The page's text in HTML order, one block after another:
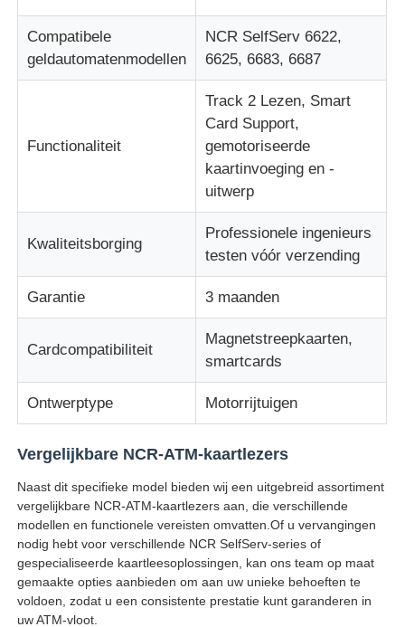
Contacteer ons
Alle Gevallen
Vraag een offerte aan
Wincor ATM-onderdelen
Fujitsu ATM-onderdelen
Hitachi ATM-onderdelen
De Delen van GRG ATM
Compatibele
geldautomatenmodellen
NCR SelfServ 6622,
6625, 6683, 6687
Functionaliteit
Track 2 Lezen, Smart
Card Support,
gemotoriseerde
kaartinvoeging en -
uitwerp
Kwaliteitsborging
Professionele ingenieurs
testen vóór verzending
Garantie 3 maanden
Cardcompatibiliteit
Magnetstreepkaarten,
smartcards
Ontwerptype Motorrijtuigen
Vergelijkbare NCR-ATM-kaartlezers
Naast dit specifieke model bieden wij een uitgebreid assortiment
vergelijkbare NCR-ATM-kaartlezers aan, die verschillende
modellen en functionele vereisten omvatten.Of u vervangingen
nodig hebt voor verschillende NCR SelfServ-series of
gespecialiseerde kaartleesoplossingen, kan ons team op maat
gemaakte opties aanbieden om aan uw unieke behoeften te
voldoen, zodat u een consistente prestatie kunt garanderen in
uw ATM-vloot.